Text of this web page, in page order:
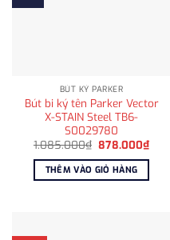
BÚT KÝ PARKER
Bút bi ký tên Parker Vector
X-STAIN Steel TB6-
S0029780
1.085.000₫ Giá
là:
1.085.000₫.
878.000₫Giá
hiện
THÊM VÀO GIỎ HÀNG